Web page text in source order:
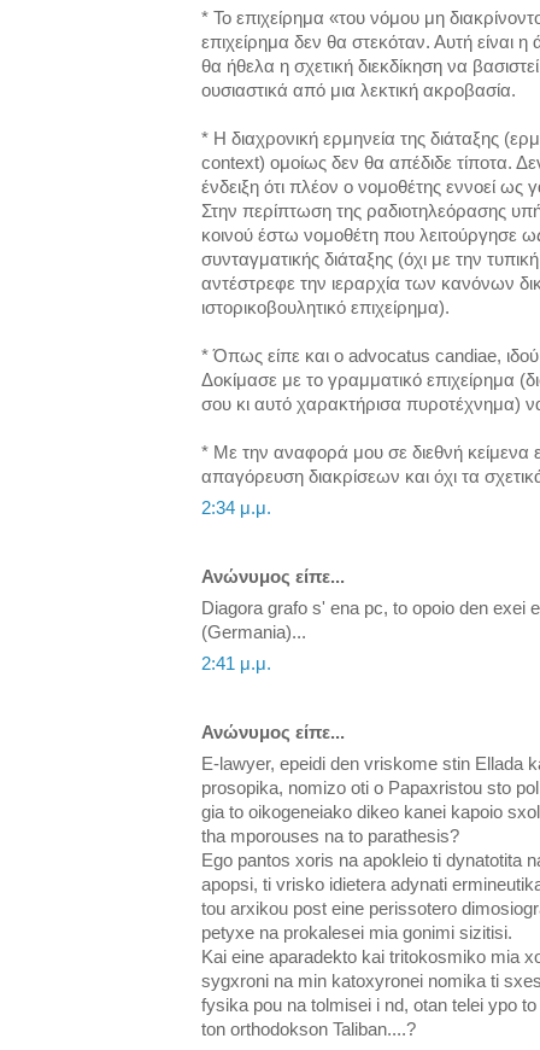
* Το επιχείρημα «του νόμου μη
επιχείρημα δεν θα στεκόταν. Αυτή είναι
θα ήθελα η σχετική διεκδίκηση να
ουσιαστικά από μια λεκτική ακροβασία.
* Η διαχρονική ερμηνεία της διάταξης
context) ομοίως δεν θα απέδιδε τίποτα.
ένδειξη ότι πλέον ο νομοθέτης εννοεί
Στην περίπτωση της ραδιοτηλεόρασης
κοινού έστω νομοθέτη που λειτούργησε
συνταγματικής διάταξης (όχι με την
αντέστρεφε την ιεραρχία των κανόνων
ιστορικοβουλητικό επιχείρημα).
* Όπως είπε και ο advocatus candiae,
Δοκίμασε με το γραμματικό επιχείρημα
σου κι αυτό χαρακτήρισα πυροτέχνημα)
* Με την αναφορά μου σε διεθνή κείμενα
απαγόρευση διακρίσεων και όχι τα
2:34 μ.μ.
Ανώνυμος είπε...
Diagora grafo s' ena pc, to opoio den exei
(Germania)...
2:41 μ.μ.
Ανώνυμος είπε...
Ε-lawyer, epeidi den vriskome stin Ellada
prosopika, nomizo oti o Papaxristou sto
gia to oikogeneiako dikeo kanei kapoio
tha mporouses na to parathesis?
Ego pantos xoris na apokleio ti dynatotita
apopsi, ti vrisko idietera adynati
tou arxikou post eine perissotero
petyxe na prokalesei mia gonimi sizitisi.
Kai eine aparadekto kai tritokosmiko mia
sygxroni na min katoxyronei nomika ti
fysika pou na tolmisei i nd, otan telei ypo
ton orthodokson Taliban....?